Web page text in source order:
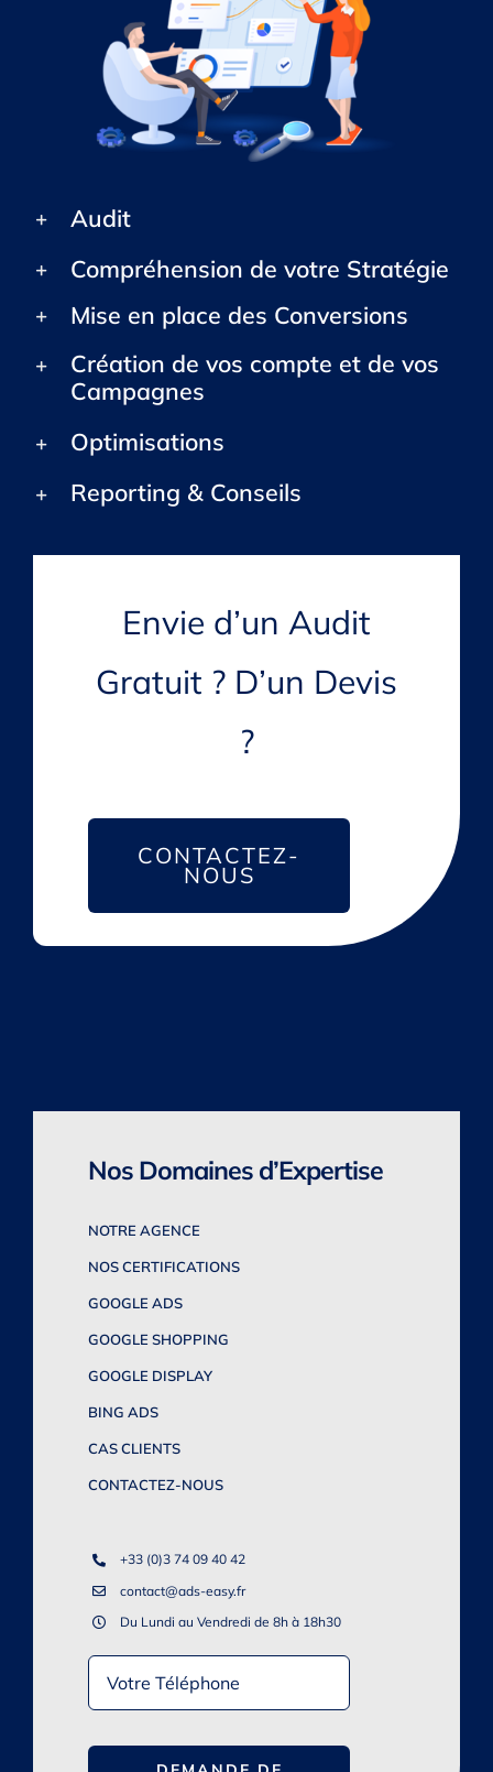
Audit
Compréhension de votre Stratégie
Mise en place des Conversions
Création de vos compte et de vos
Campagnes
Optimisations
Reporting & Conseils
Envie d’un Audit
Gratuit ? D’un Devis
?
CONTACTEZ-
NOUS
Nos Domaines d’Expertise
NOTRE AGENCE
NOS CERTIFICATIONS
GOOGLE ADS
GOOGLE SHOPPING
GOOGLE DISPLAY
BING ADS
CAS CLIENTS
CONTACTEZ-NOUS
+33 (0)3 74 09 40 42
contact@ads-easy.fr
Du Lundi au Vendredi de 8h à 18h30